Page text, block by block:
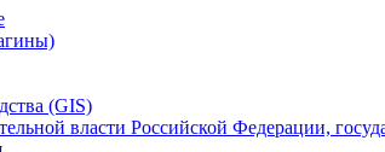
(GIS)
власти Российской Федерации,